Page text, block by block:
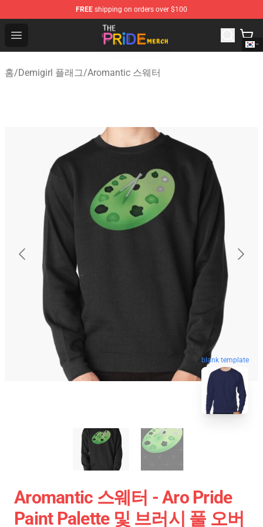
FREE shipping on orders over $100
Open menu
The Pride Shop - Official The Pride Merchandise Store
홈/Demigirl 플래그/Aromantic 스웨터
blank template
Aromantic 스웨터 - Aro Pride
Paint Palette 및 브러시 풀 오버